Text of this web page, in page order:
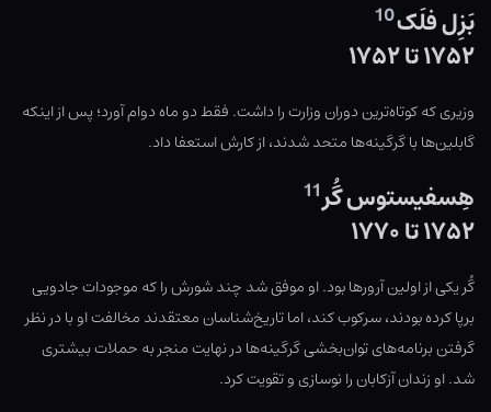
بَزِل فلَک10
۱۷۵۲ تا ۱۷۵۲
وزیری که کوتاه‌ترین دوران وزارت را داشت. فقط دو ماه دوام آورد؛ پس از اینکه
گابلین‌ها با گرگینه‌ها متحد شدند، از کارش استعفا داد.
هِسفیستوس گُر11
۱۷۵۲ تا ۱۷۷۰
گُر یکی از اولین آرورها بود. او موفق شد چند شورش را که موجودات جادویی
برپا کرده بودند، سرکوب کند، اما تاریخ‌شناسان معتقدند مخالفت او با در نظر
گرفتن برنامه‌های توان‌بخشی گرگینه‌ها در نهایت منجر به حملات بیشتری
شد. او زندان آزکابان را نوسازی و تقویت کرد.